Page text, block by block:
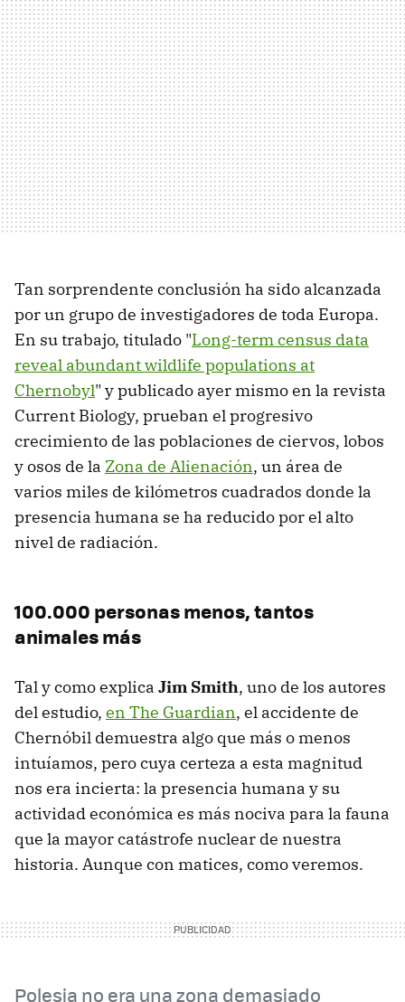
Tan sorprendente conclusión ha sido alcanzada
por un grupo de investigadores de toda Europa.
En su trabajo, titulado "Long-term census data
reveal abundant wildlife populations at
Chernobyl" y publicado ayer mismo en la revista
Current Biology, prueban el progresivo
crecimiento de las poblaciones de ciervos, lobos
y osos de la Zona de Alienación, un área de
varios miles de kilómetros cuadrados donde la
presencia humana se ha reducido por el alto
nivel de radiación.
100.000 personas menos, tantos
animales más
Tal y como explica Jim Smith, uno de los autores
del estudio, en The Guardian, el accidente de
Chernóbil demuestra algo que más o menos
intuíamos, pero cuya certeza a esta magnitud
nos era incierta: la presencia humana y su
actividad económica es más nociva para la fauna
que la mayor catástrofe nuclear de nuestra
historia. Aunque con matices, como veremos.
Polesia no era una zona demasiado